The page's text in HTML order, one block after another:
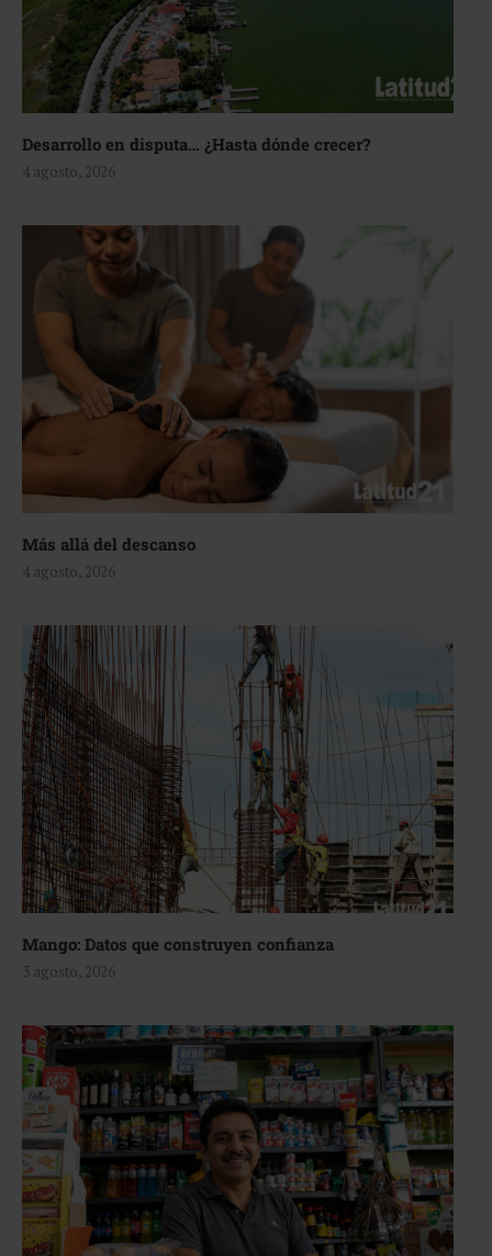
Desarrollo en disputa… ¿Hasta dónde crecer?
4 agosto, 2026
Más allá del descanso
4 agosto, 2026
Mango: Datos que construyen confianza
3 agosto, 2026